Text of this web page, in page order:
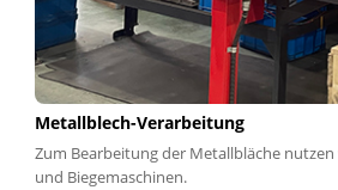
Metallblech-Verarbeitung
Zum Bearbeitung der Metallbläche
und Biegemaschinen.